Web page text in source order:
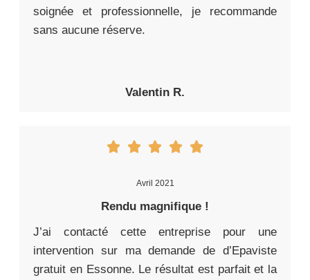
soignée et professionnelle, je recommande
sans aucune réserve.
Valentin R.
Avril 2021
Rendu magnifique !
J’ai contacté cette entreprise pour une
intervention sur ma demande de d’Epaviste
gratuit en Essonne. Le résultat est parfait et la